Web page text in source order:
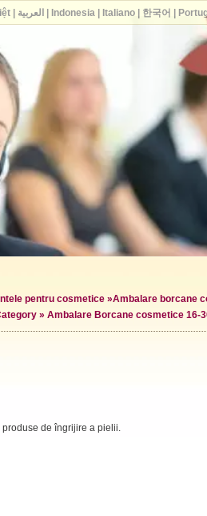
pentru cosmetice »Ambalare borcane
» Ambalare Borcane cosmetice 16-
de îngrijire a pielii.
| العربية Indonesia| Italiano| 한국어